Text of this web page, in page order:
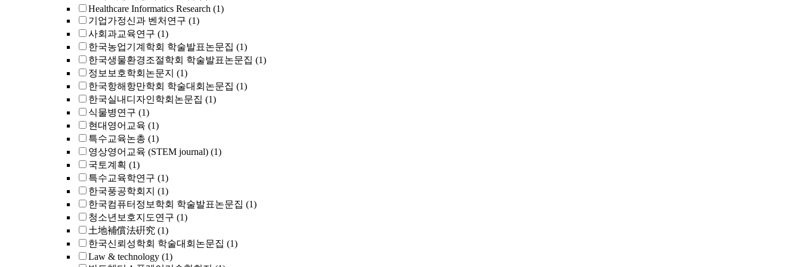
Healthcare Informatics Research (1)
기업가정신과 벤처연구 (1)
사회과교육연구 (1)
한국농업기계학회 학술발표논문집 (1)
한국생물환경조절학회 학술발표논문집 (1)
정보보호학회논문지 (1)
한국항해항만학회 학술대회논문집 (1)
한국실내디자인학회논문집 (1)
식물병연구 (1)
현대영어교육 (1)
특수교육논총 (1)
영상영어교육 (STEM journal) (1)
국토계획 (1)
특수교육학연구 (1)
한국풍공학회지 (1)
한국컴퓨터정보학회 학술발표논문집 (1)
청소년보호지도연구 (1)
土地補償法硏究 (1)
한국신뢰성학회 학술대회논문집 (1)
Law & technology (1)